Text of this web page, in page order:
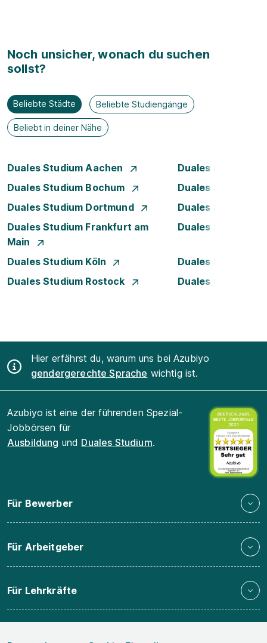
Noch unsicher, wonach du suchen
sollst?
Beliebte Städte Beliebte Studiengänge
Beliebt in deiner Nähe
Duales Studium Aachen
Duales Studium
Duales Studium Bochum
Duales Studium
Duales Studium Dortmund
Duales Studium
Duales Studium Frankfurt am
Main
Duales Studium
Duales Studium Köln
Duales Studium
Duales Studium Rostock
Duales Studium
Hier erfährst du, warum uns bei Azubiyo
gendergerechte Sprache wichtig ist.
Azubiyo ist eine der führenden Spezial-
Jobbörsen für
Ausbildung und Duales Studium.
Für Bewerber
Für Arbeitgeber
Für Lehrkräfte